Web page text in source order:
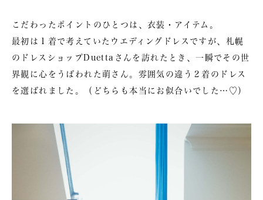
こだわったポイントのひとつは、衣装・アイテム。
最初は１着で考えていたウエディングドレスですが、札幌
のドレスショップDuettaさんを訪れたとき、一瞬でその世
界観に心をうばわれた萌さん。雰囲気の違う２着のドレス
を選ばれました。（どちらも本当にお似合いでした…♡）